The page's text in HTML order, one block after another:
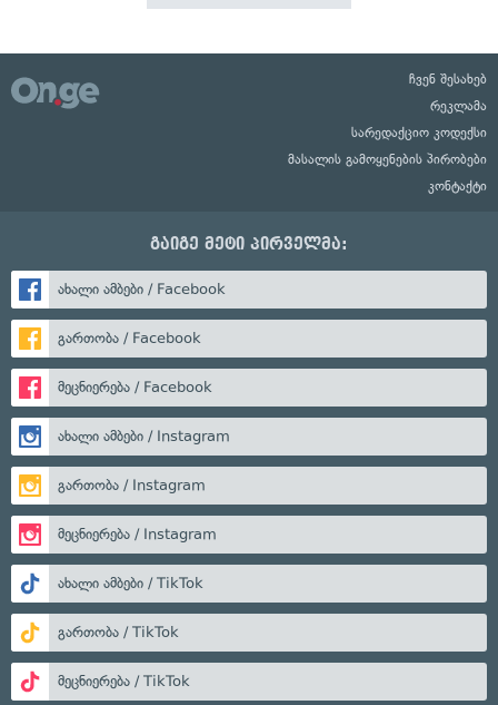
ჩვენ შესახებ
რეკლამა
სარედაქციო კოდექსი
მასალის გამოყენების პირობები
კონტაქტი
გაიგე მეტი პირველმა:
ახალი ამბები / Facebook
გართობა / Facebook
მეცნიერება / Facebook
ახალი ამბები / Instagram
გართობა / Instagram
მეცნიერება / Instagram
ახალი ამბები / TikTok
გართობა / TikTok
მეცნიერება / TikTok